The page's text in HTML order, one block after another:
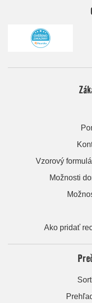
Vzorový
Možnosti
Ako pridať